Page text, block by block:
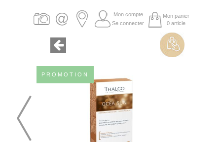
PROMOS
Mon compte
Se connecter
Mon panier
0 article
PROMOTION